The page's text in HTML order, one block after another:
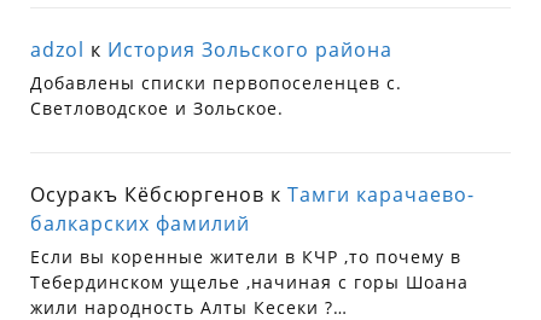
adzol к История Зольского района
Добавлены списки первопоселенцев с.
Светловодское и Зольское.
Осуракъ Кёбсюргенов кТамги карачаево-
балкарских фамилий
Если вы коренные жители в КЧР ,то почему в
Тебердинском ущелье ,начиная с горы Шоана
жили народность Алты Кесеки ?…